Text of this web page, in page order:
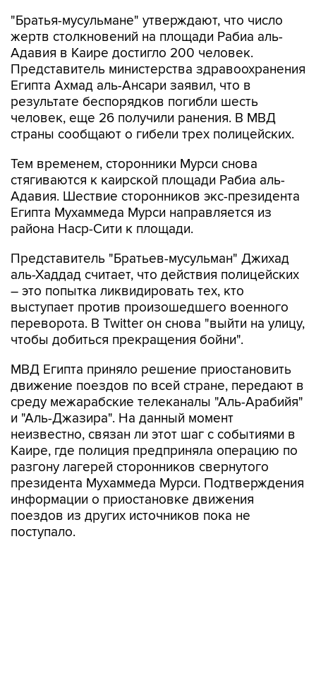
"Братья-мусульмане" утверждают, что число
жертв столкновений на площади Рабиа аль-
Адавия в Каире достигло 200 человек.
Представитель министерства здравоохранения
Египта Ахмад аль-Ансари заявил, что в
результате беспорядков погибли шесть
человек, еще 26 получили ранения. В МВД
страны сообщают о гибели трех полицейских.
Тем временем, сторонники Мурси снова
стягиваются к каирской площади Рабиа аль-
Адавия. Шествие сторонников экс-президента
Египта Мухаммеда Мурси направляется из
района Наср-Сити к площади.
Представитель "Братьев-мусульман" Джихад
аль-Хаддад считает, что действия полицейских
– это попытка ликвидировать тех, кто
выступает против произошедшего военного
переворота. В Twitter он снова "выйти на улицу,
чтобы добиться прекращения бойни".
МВД Египта приняло решение приостановить
движение поездов по всей стране, передают в
среду межарабские телеканалы "Аль-Арабийя"
и "Аль-Джазира". На данный момент
неизвестно, связан ли этот шаг с событиями в
Каире, где полиция предприняла операцию по
разгону лагерей сторонников свернутого
президента Мухаммеда Мурси. Подтверждения
информации о приостановке движения
поездов из других источников пока не
поступало.